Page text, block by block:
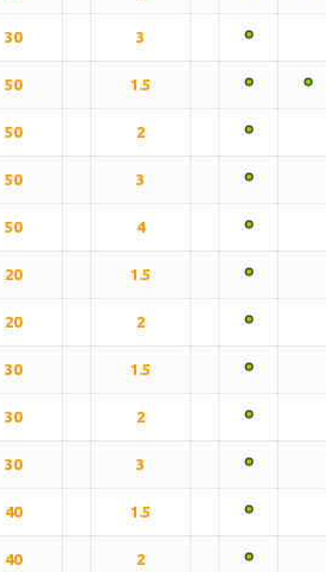
30 3
50 1.5
50 2
50 3
50 4
20 1.5
20 2
30 1.5
30 2
30 3
40 1.5
40 2